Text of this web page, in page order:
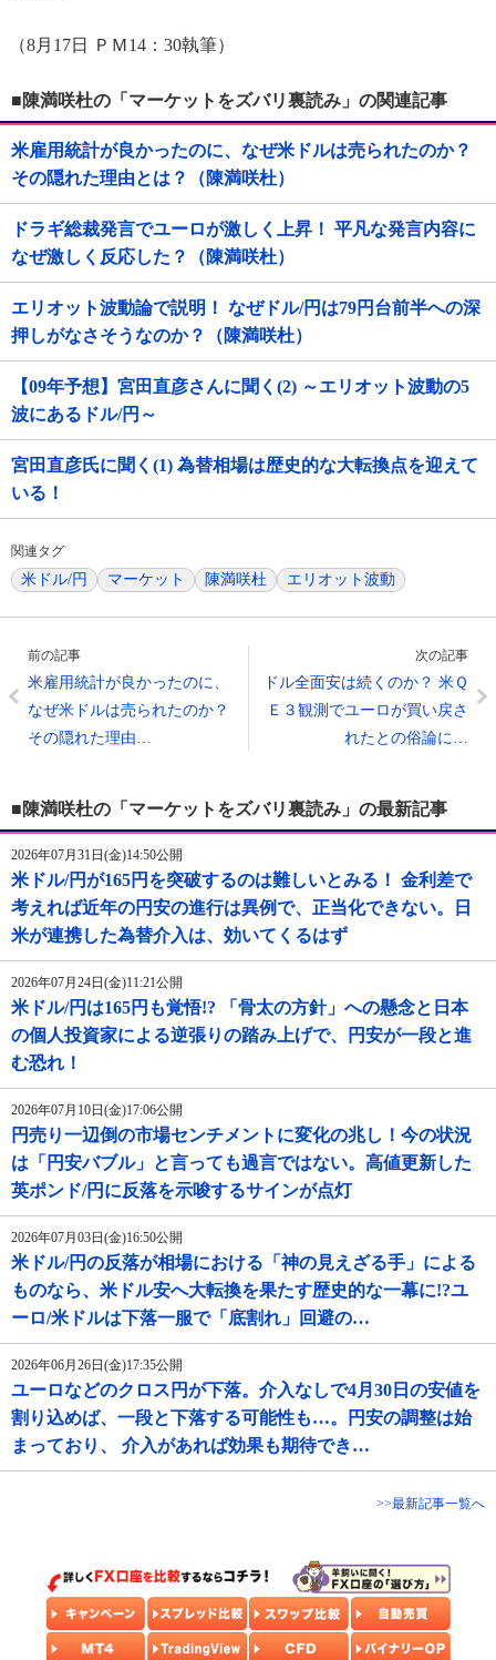
（8月17日 ＰＭ14：30執筆）
■陳満咲杜の「マーケットをズバリ裏読み」の関連記事
米雇用統計が良かったのに、なぜ米ドルは売られたのか？
その隠れた理由とは？（陳満咲杜）
ドラギ総裁発言でユーロが激しく上昇！ 平凡な発言内容に
なぜ激しく反応した？（陳満咲杜）
エリオット波動論で説明！ なぜドル/円は79円台前半への深
押しがなさそうなのか？（陳満咲杜）
【09年予想】宮田直彦さんに聞く(2) ～エリオット波動の5
波にあるドル/円～
宮田直彦氏に聞く(1) 為替相場は歴史的な大転換点を迎えて
いる！
関連タグ
米ドル/円 マーケット 陳満咲杜 エリオット波動
前の記事
米雇用統計が良かったのに、
なぜ米ドルは売られたのか？
その隠れた理由…
次の記事
ドル全面安は続くのか？ 米Ｑ
Ｅ３観測でユーロが買い戻さ
れたとの俗論に…
■陳満咲杜の「マーケットをズバリ裏読み」の最新記事
2026年07月31日(金)14:50公開
米ドル/円が165円を突破するのは難しいとみる！ 金利差で
考えれば近年の円安の進行は異例で、正当化できない。日
米が連携した為替介入は、効いてくるはず
2026年07月24日(金)11:21公開
米ドル/円は165円も覚悟!? 「骨太の方針」への懸念と日本
の個人投資家による逆張りの踏み上げで、円安が一段と進
む恐れ！
2026年07月10日(金)17:06公開
円売り一辺倒の市場センチメントに変化の兆し！今の状況
は「円安バブル」と言っても過言ではない。高値更新した
英ポンド/円に反落を示唆するサインが点灯
2026年07月03日(金)16:50公開
米ドル/円の反落が相場における「神の見えざる手」による
ものなら、米ドル安へ大転換を果たす歴史的な一幕に!?ユ
ーロ/米ドルは下落一服で「底割れ」回避の…
2026年06月26日(金)17:35公開
ユーロなどのクロス円が下落。介入なしで4月30日の安値を
割り込めば、一段と下落する可能性も…。円安の調整は始
まっており、 介入があれば効果も期待でき…
>>最新記事一覧へ